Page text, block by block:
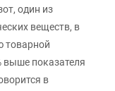
один из
веществ, в
товарной
выше показателя
в